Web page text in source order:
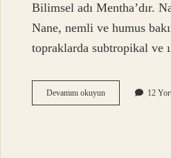
Bilimsel adı Mentha’dır.
Nane, nemli ve humus
topraklarda subtropikal ve
Devamını okuyunNane
Hangi
12